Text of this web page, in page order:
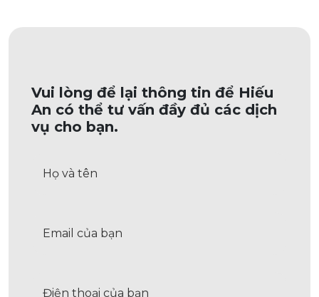
Vui lòng để lại thông tin để Hiếu
An có thể tư vấn đầy đủ các dịch
vụ cho bạn.